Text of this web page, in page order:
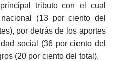
tributo con el cual
(13 por ciento del
por detrás de los aportes
social (36 por ciento del
(20 por ciento del total).